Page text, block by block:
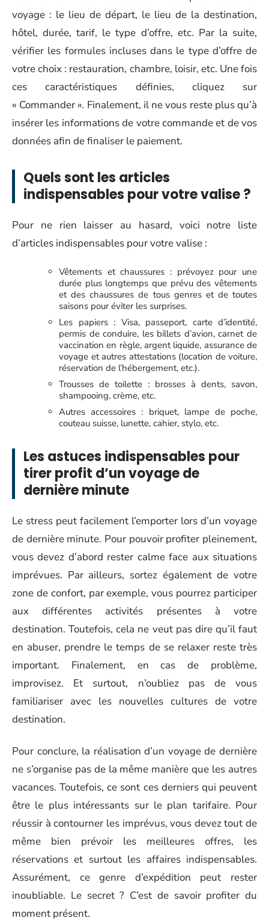
voyage : le lieu de départ, le lieu de la destination,
hôtel, durée, tarif, le type d’offre, etc. Par la suite,
vérifier les formules incluses dans le type d’offre de
votre choix : restauration, chambre, loisir, etc. Une fois
ces caractéristiques définies, cliquez sur
« Commander ». Finalement, il ne vous reste plus qu’à
insérer les informations de votre commande et de vos
données afin de finaliser le paiement.
Quels sont les articles
indispensables pour votre valise ?
Pour ne rien laisser au hasard, voici notre liste
d’articles indispensables pour votre valise :
Vêtements et chaussures : prévoyez pour une
durée plus longtemps que prévu des vêtements
et des chaussures de tous genres et de toutes
saisons pour éviter les surprises.
Les papiers : Visa, passeport, carte d’identité,
permis de conduire, les billets d’avion, carnet de
vaccination en règle, argent liquide, assurance de
voyage et autres attestations (location de voiture,
réservation de l’hébergement, etc.).
Trousses de toilette : brosses à dents, savon,
shampooing, crème, etc.
Autres accessoires : briquet, lampe de poche,
couteau suisse, lunette, cahier, stylo, etc.
Les astuces indispensables pour
tirer profit d’un voyage de
dernière minute
Le stress peut facilement l’emporter lors d’un voyage
de dernière minute. Pour pouvoir profiter pleinement,
vous devez d’abord rester calme face aux situations
imprévues. Par ailleurs, sortez également de votre
zone de confort, par exemple, vous pourrez participer
aux différentes activités présentes à votre
destination. Toutefois, cela ne veut pas dire qu’il faut
en abuser, prendre le temps de se relaxer reste très
important. Finalement, en cas de problème,
improvisez. Et surtout, n’oubliez pas de vous
familiariser avec les nouvelles cultures de votre
destination.
Pour conclure, la réalisation d’un voyage de dernière
ne s’organise pas de la même manière que les autres
vacances. Toutefois, ce sont ces derniers qui peuvent
être le plus intéressants sur le plan tarifaire. Pour
réussir à contourner les imprévus, vous devez tout de
même bien prévoir les meilleures offres, les
réservations et surtout les affaires indispensables.
Assurément, ce genre d’expédition peut rester
inoubliable. Le secret ? C’est de savoir profiter du
moment présent.